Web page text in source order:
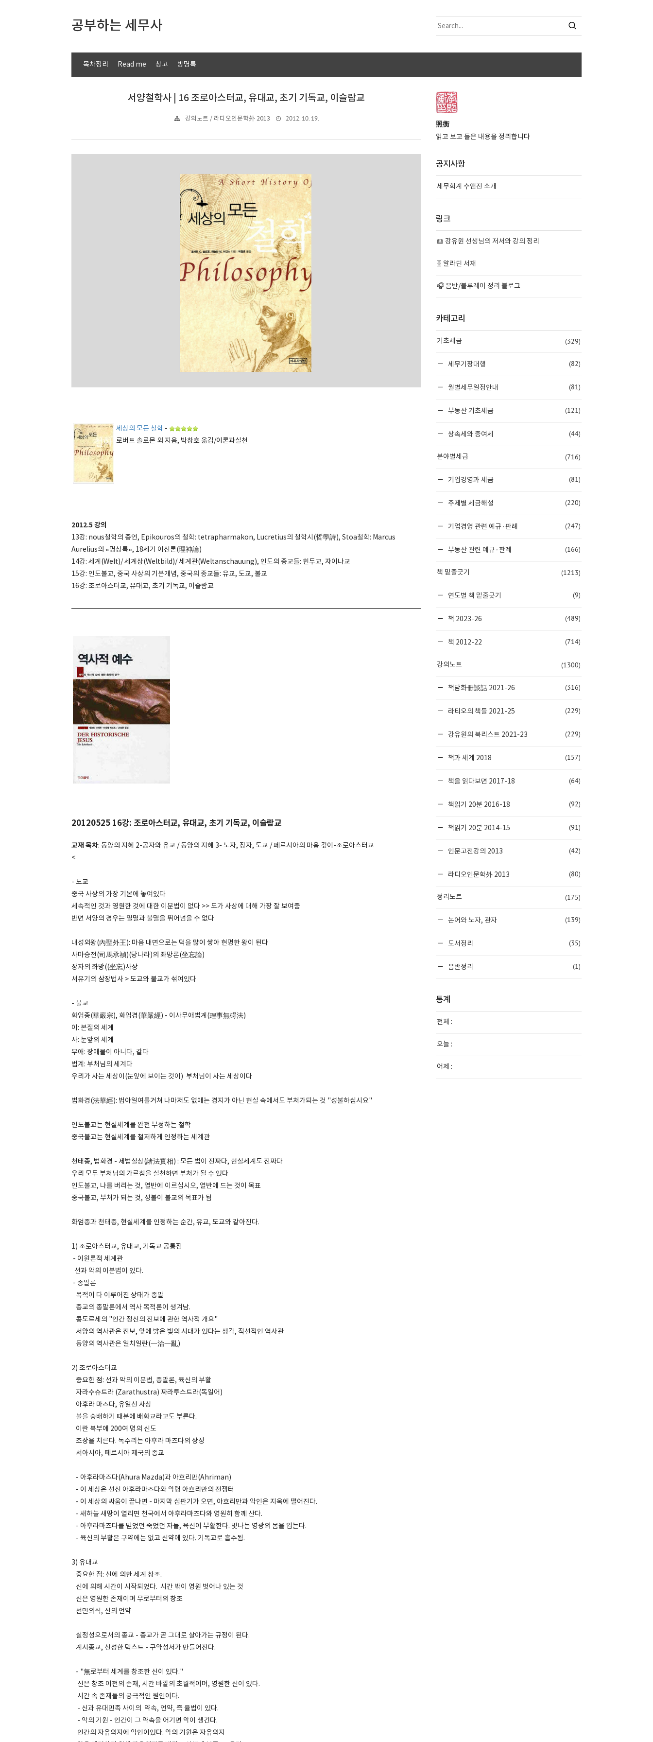
공부하는 세무사
목차정리 Read me 창고 방명록
서양철학사 | 16 조로아스터교, 유대교, 초기 기독교, 이슬람교
강의노트 / 라디오인문학外 2013 2012. 10. 19.
세상의 모든 철학 -
로버트 솔로몬 외 지음, 박창호 옮김/이론과실천
2012.5 강의
13강: nous철학의 종언, Epikouros의 철학: tetrapharmakon, Lucretius의 철학시(哲學詩), Stoa철학: Marcus
Aurelius의 «명상록», 18세기 이신론(理神論)
14강: 세계(Welt)/ 세계상(Weltbild)/ 세계관(Weltanschauung), 인도의 종교들: 힌두교, 자이나교
15강: 인도불교, 중국 사상의 기본개념, 중국의 종교들: 유교, 도교, 불교
16강: 조로아스터교, 유대교, 초기 기독교, 이슬람교
20120525 16강: 조로아스터교, 유대교, 초기 기독교, 이슬람교
교재 목차: 동양의 지혜 2-공자와 유교 / 동양의 지혜 3- 노자, 장자, 도교 / 페르시아의 마음 깊이-조로아스터교
<
- 도교
중국 사상의 가장 기본에 놓여있다
세속적인 것과 영원한 것에 대한 이분법이 없다 >> 도가 사상에 대해 가장 잘 보여줌
반면 서양의 경우는 필멸과 불멸을 뛰어넘을 수 없다
내성외왕(內聖外王): 마음 내면으로는 덕을 많이 쌓아 현명한 왕이 된다
사마승전(司馬承禎)(당나라)의 좌망론(坐忘論)
장자의 좌망((坐忘)사상
서유기의 삼장법사 > 도교와 불교가 섞여있다
- 불교
화엄종(華嚴宗), 화엄경(華嚴經) - 이사무애법계(理事無碍法)
이: 본질의 세계
사: 눈앞의 세계
무애: 장애물이 아니다, 같다
법계: 부처님의 세계다
우리가 사는 세상이(눈앞에 보이는 것이) 부처님이 사는 세상이다
법화경(法華經): 범아일여를거쳐 나마저도 없애는 경지가 아닌 현실 속에서도 부처가되는 것 "성불하십시요"
인도불교는 현실세계를 완전 부정하는 철학
중국불교는 현실세계를 철저하게 인정하는 세계관
천태종, 법화경 - 제법실상(諸法實相) : 모든 법이 진짜다, 현실세계도 진짜다
우리 모두 부처님의 가르침을 실천하면 부처가 될 수 있다
인도불교, 나를 버리는 것, 열반에 이르십시오, 열반에 드는 것이 목표
중국불교, 부처가 되는 것, 성불이 불교의 목표가 됨
화엄종과 천태종, 현실세계를 인정하는 순간, 유교, 도교와 같아진다.
1) 조로아스터교, 유대교, 기독교 공통점
- 이원론적 세계관
선과 악의 이분법이 있다.
- 종말론
목적이 다 이루어진 상태가 종말
종교의 종말론에서 역사 목적론이 생겨남.
콩도르세의 "인간 정신의 진보에 관한 역사적 개요"
서양의 역사관은 진보, 앞에 밝은 빛의 시대가 있다는 생각, 직선적인 역사관
동양의 역사관은 일치일란(一治一亂)
2) 조로아스터교
중요한 점: 선과 악의 이분법, 종말론, 육신의 부활
자라수슈트라 (Zarathustra) 짜라투스트라(독일어)
아후라 마즈다, 유일신 사상
불을 숭배하기 때분에 배화교라고도 부른다.
이란 북부에 200여 명의 신도
조장을 치른다. 독수리는 아후라 마즈다의 상징
서아시아, 페르시아 제국의 종교
- 아후라마즈다(Ahura Mazda)과 아흐리만(Ahriman)
- 이 세상은 선신 아후라마즈다와 악령 아흐리만의 전쟁터
- 이 세상의 싸움이 끝나면 - 마지막 심판기가 오면, 아흐리만과 악인은 지옥에 떨어진다.
- 새하늘 새땅이 열리면 천국에서 아후라마즈다와 영원히 함께 산다.
- 아후라마즈다를 믿었던 죽었던 자들, 육신이 부활한다. 빛나는 영광의 몸을 입는다.
- 육신의 부활은 구약에는 없고 신약에 있다. 기독교로 흡수됨.
3) 유대교
중요한 점: 신에 의한 세계 창조.
신에 의해 시간이 시작되었다. 시간 밖이 영원 벗어나 있는 것
신은 영원한 존재이며 무로부터의 창조
선민의식, 신의 언약
실정성으로서의 종교 - 종교가 곧 그대로 살아가는 규정이 된다.
계시종교, 신성한 텍스트 - 구약성서가 만들어진다.
- "無로부터 세계를 창조한 신이 있다."
신은 창조 이전의 존재, 시간 바깥의 초월적이며, 영원한 신이 있다.
시간 속 존재들의 궁극적인 원인이다.
- 신과 유대민족 사이의 약속, 언약, 즉 율법이 있다.
- 악의 기원 - 인간이 그 약속을 어기면 악이 생긴다.
인간의 자유의지에 악인이있다. 악의 기원은 자유의지
照衡
읽고 보고 들은 내용을 정리합니다
공지사항
세무회계 수앤진 소개
링크
📖 강유원 선생님의 저서와 강의 정리
🗄️ 알라딘 서재
🎧 음반/블루레이 정리 블로그
카테고리
기초세금 (329)
세무기장대행 (82)
월별세무일정안내 (81)
부동산 기초세금 (121)
상속세와 증여세 (44)
분야별세금 (716)
기업경영과 세금 (81)
주제별 세금해설 (220)
기업경영 관련 예규·판례 (247)
부동산 관련 예규·판례 (166)
책 밑줄긋기 (1213)
연도별 책 밑줄긋기 (9)
책 2023-26 (489)
책 2012-22 (714)
강의노트 (1300)
책담화冊談話 2021-26 (316)
라티오의 책들 2021-25 (229)
강유원의 북리스트 2021-23 (229)
책과 세계 2018 (157)
책을 읽다보면 2017-18 (64)
책읽기 20분 2016-18 (92)
책읽기 20분 2014-15 (91)
인문고전강의 2013 (42)
라디오인문학外 2013 (80)
정리노트 (175)
논어와 노자, 관자 (139)
도서정리 (35)
음반정리 (1)
통계
전체 :
오늘 :
어제 :